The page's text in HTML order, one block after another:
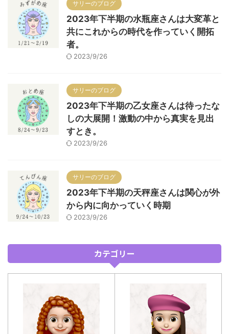
サリーのブログ
2023年下半期の水瓶座さんは大変革と
共にこれからの時代を作っていく開拓
者。
2023/9/26
サリーのブログ
2023年下半期の乙女座さんは待ったな
しの大展開！激動の中から真実を見出
すとき。
2023/9/26
サリーのブログ
2023年下半期の天秤座さんは関心が外
から内に向かっていく時期
2023/9/26
カテゴリー